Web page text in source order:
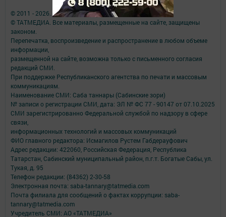
© 2011 - 2026. Саба таңнары. Все права защищены.
© ТАТМЕДИА. Все материалы, размещенные на сайте, защищены
законом.
Перепечатка, воспроизведение и распространение в любом объеме
информации,
размещенной на сайте, возможна только с письменного согласия
редакций СМИ.
При поддержке Республиканского агентства по печати и массовым
коммуникациям.
Наименование СМИ: Саба таннары (Сабинские зори)
№ записи о регистрации СМИ, дата: ЭЛ № ФС 77 - 90147 от 07.10.2025
СМИ зарегистрированно Федеральной службой по надзору в сфере
связи,
информационных технологий и массовых коммуникаций
ФИО главного редактора: Исмагилов Рустем Габдерауфович
Адрес редакции: 422060, Российская Федерация, Республика
Татарстан, Сабинский муниципальный район, п.г.т. Богатые Сабы, ул.
Тукая, д. 95
Телефон редакции: (84362) 2-30-58
Электронная почта: saba-tannary@tatmedia.com
Почта филиала для сообщений о фактах коррупции: saba-
tannary@tatmedia.com
Учредитель СМИ: АО «ТАТМЕДИА»